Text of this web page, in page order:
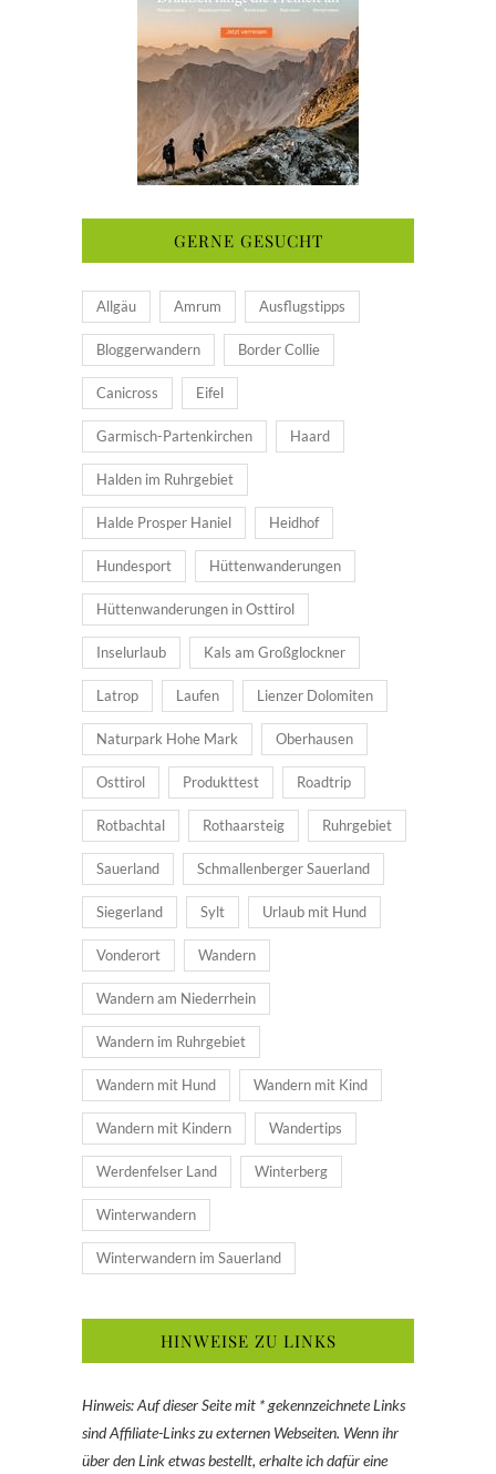
GERNE GESUCHT
Allgäu Amrum Ausflugstipps
Bloggerwandern Border Collie
Canicross Eifel
Garmisch-Partenkirchen Haard
Halden im Ruhrgebiet
Halde Prosper Haniel Heidhof
Hundesport Hüttenwanderungen
Hüttenwanderungen in Osttirol
Inselurlaub Kals am Großglockner
Latrop Laufen Lienzer Dolomiten
Naturpark Hohe Mark Oberhausen
Osttirol Produkttest Roadtrip
Rotbachtal Rothaarsteig Ruhrgebiet
Sauerland Schmallenberger Sauerland
Siegerland Sylt Urlaub mit Hund
Vonderort Wandern
Wandern am Niederrhein
Wandern im Ruhrgebiet
Wandern mit Hund Wandern mit Kind
Wandern mit Kindern Wandertips
Werdenfelser Land Winterberg
Winterwandern
Winterwandern im Sauerland
HINWEISE ZU LINKS
Hinweis: Auf dieser Seite mit * gekennzeichnete Links
sind Affiliate-Links zu externen Webseiten. Wenn ihr
über den Link etwas bestellt, erhalte ich dafür eine